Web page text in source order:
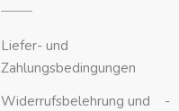
Liefer- und
Zahlungsbedingungen
Widerrufsbelehrung und -